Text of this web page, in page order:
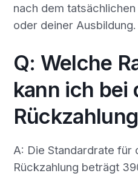
nach dem
oder deiner Ausbildung.
Q: Welche
kann ich bei
A: Die Standardrate für
Rückzahlung beträgt